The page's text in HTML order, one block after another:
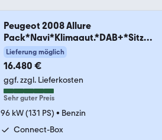
Peugeot 2008 Allure
Pack*Navi*Klimaaut.*DAB+*Sitzh
eiz*
Lieferung möglich
16.480 €
ggf. zzgl. Lieferkosten
Sehr guter Preis
96 kW (131 PS) • Benzin
Connect-Box